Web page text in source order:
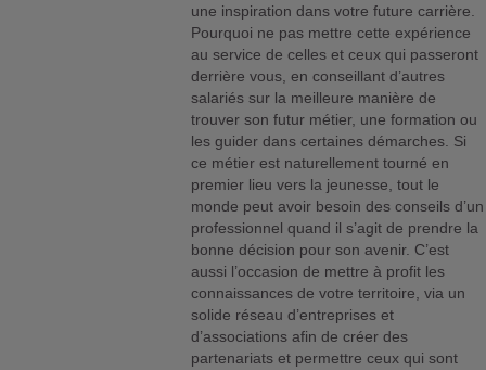
une inspiration dans votre future carrière.
Pourquoi ne pas mettre cette expérience
au service de celles et ceux qui passeront
derrière vous, en conseillant d’autres
salariés sur la meilleure manière de
trouver son futur métier, une formation ou
les guider dans certaines démarches. Si
ce métier est naturellement tourné en
premier lieu vers la jeunesse, tout le
monde peut avoir besoin des conseils d’un
professionnel quand il s’agit de prendre la
bonne décision pour son avenir. C’est
aussi l’occasion de mettre à profit les
connaissances de votre territoire, via un
solide réseau d’entreprises et
d’associations afin de créer des
partenariats et permettre ceux qui sont